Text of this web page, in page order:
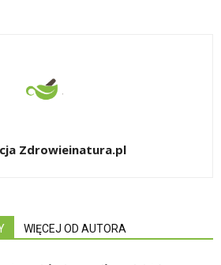
Zdrowieinatura.pl
WIĘCEJ OD AUTORA